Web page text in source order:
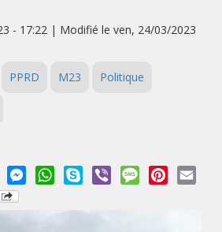
- 17:22 | Modifié le ven, 24/03/2023
PPRD M23 Politique
WordPressMessengerWhatsApp
Skype Viber MessagePinterest